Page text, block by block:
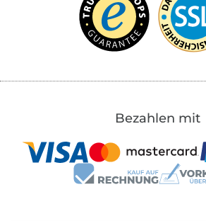
Bezahlen mit